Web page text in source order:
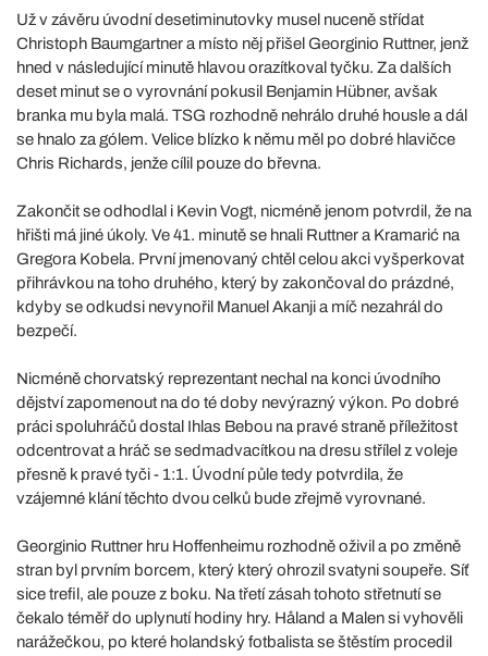
Už v závěru úvodní desetiminutovky musel nuceně střídat
Christoph Baumgartner a místo něj přišel Georginio Ruttner, jenž
hned v následující minutě hlavou orazítkoval tyčku. Za dalších
deset minut se o vyrovnání pokusil Benjamin Hübner, avšak
branka mu byla malá. TSG rozhodně nehrálo druhé housle a dál
se hnalo za gólem. Velice blízko k němu měl po dobré hlavičce
Chris Richards, jenže cílil pouze do břevna.
Zakončit se odhodlal i Kevin Vogt, nicméně jenom potvrdil, že na
hřišti má jiné úkoly. Ve 41. minutě se hnali Ruttner a Kramarić na
Gregora Kobela. První jmenovaný chtěl celou akci vyšperkovat
přihrávkou na toho druhého, který by zakončoval do prázdné,
kdyby se odkudsi nevynořil Manuel Akanji a míč nezahrál do
bezpečí.
Nicméně chorvatský reprezentant nechal na konci úvodního
dějství zapomenout na do té doby nevýrazný výkon. Po dobré
práci spoluhráčů dostal Ihlas Bebou na pravé straně příležitost
odcentrovat a hráč se sedmadvacítkou na dresu střílel z voleje
přesně k pravé tyči - 1:1. Úvodní půle tedy potvrdila, že
vzájemné klání těchto dvou celků bude zřejmě vyrovnané.
Georginio Ruttner hru Hoffenheimu rozhodně oživil a po změně
stran byl prvním borcem, který který ohrozil svatyni soupeře. Síť
sice trefil, ale pouze z boku. Na třetí zásah tohoto střetnutí se
čekalo téměř do uplynutí hodiny hry. Håland a Malen si vyhověli
narážečkou, po které holandský fotbalista se štěstím procedil